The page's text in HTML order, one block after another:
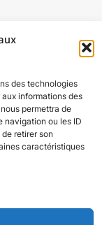
des technologies
informations des
permettra de
navigation ou les ID
retirer son
caractéristiques
Dordogne
valeurs